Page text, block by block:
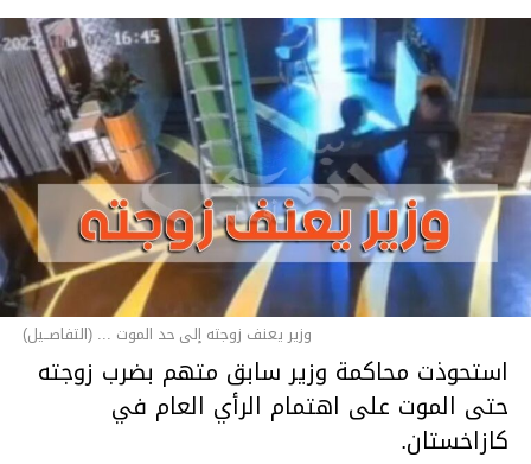
وزير يعنف زوجته إلى حد الموت ... (التفاصــيل)
استحوذت محاكمة وزير سابق متهم بضرب زوجته
حتى الموت على اهتمام الرأي العام في
كازاخستان.